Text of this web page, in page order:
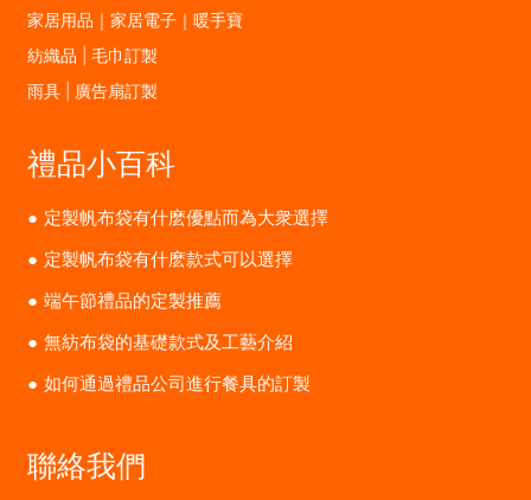
家居用品｜家居電子｜暖手寶
紡織品 | 毛巾訂製
雨具 | 廣告扇訂製
禮品小百科
定製帆布袋有什麽優點而為大衆選擇
定製帆布袋有什麽款式可以選擇
端午節禮品的定製推薦
無紡布袋的基礎款式及工藝介紹
如何通過禮品公司進行餐具的訂製
聯絡我們